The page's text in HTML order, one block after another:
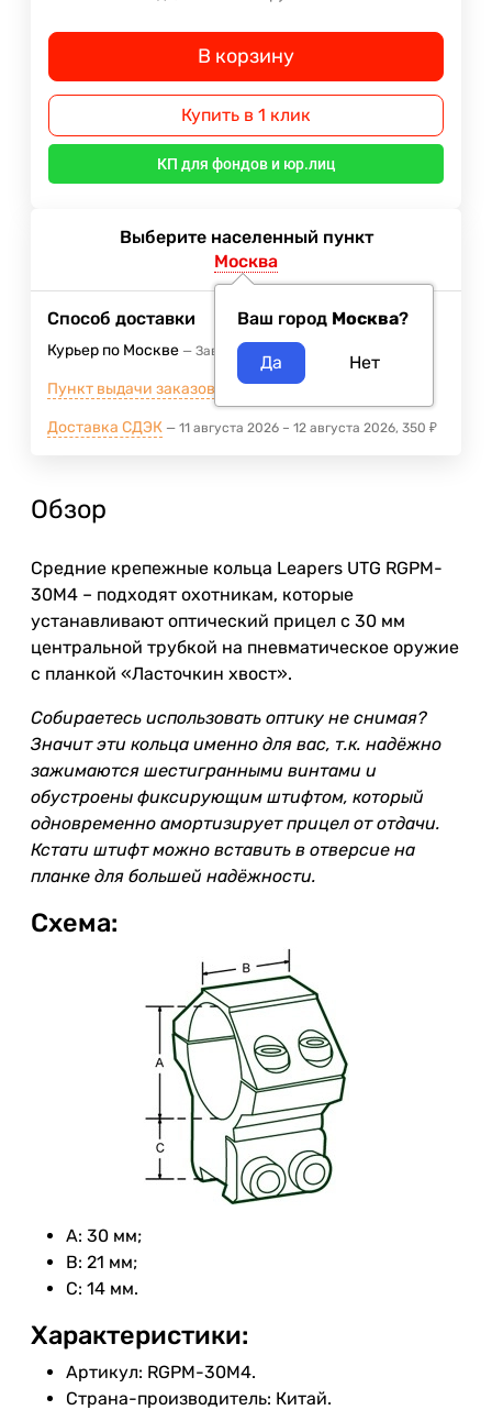
В корзину
Купить в 1 клик
КП для фондов и юр.лиц
Выберите населенный пункт
Москва
Ваш город Москва?
Способ доставки
Курьер по Москве Завтра
Пункт выдачи заказов м.ВДНХ Завтра
Доставка СДЭК 11 августа 2026 – 12 августа 2026 350 ₽
Обзор
Средние крепежные кольца Leapers UTG RGPM-
30M4 – подходят охотникам, которые
устанавливают оптический прицел с 30 мм
центральной трубкой на пневматическое оружие
с планкой «Ласточкин хвост».
Собираетесь использовать оптику не снимая?
Значит эти кольца именно для вас, т.к. надёжно
зажимаются шестигранными винтами и
обустроены фиксирующим штифтом, который
одновременно амортизирует прицел от отдачи.
Кстати штифт можно вставить в отверсие на
планке для большей надёжности.
Схема:
A: 30 мм;
B: 21 мм;
C: 14 мм.
Характеристики:
Артикул: RGPM-30M4.
Страна-производитель: Китай.